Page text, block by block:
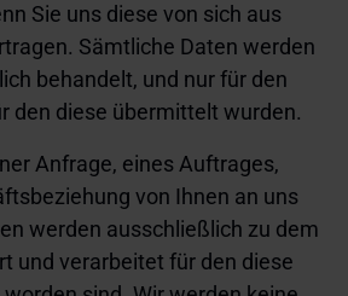
Sie uns diese von sich aus
Sämtliche Daten werden
behandelt, und nur für den
den diese übermittelt wurden.
Anfrage, eines Auftrages,
von Ihnen an uns
werden ausschließlich zu dem
und verarbeitet für den diese